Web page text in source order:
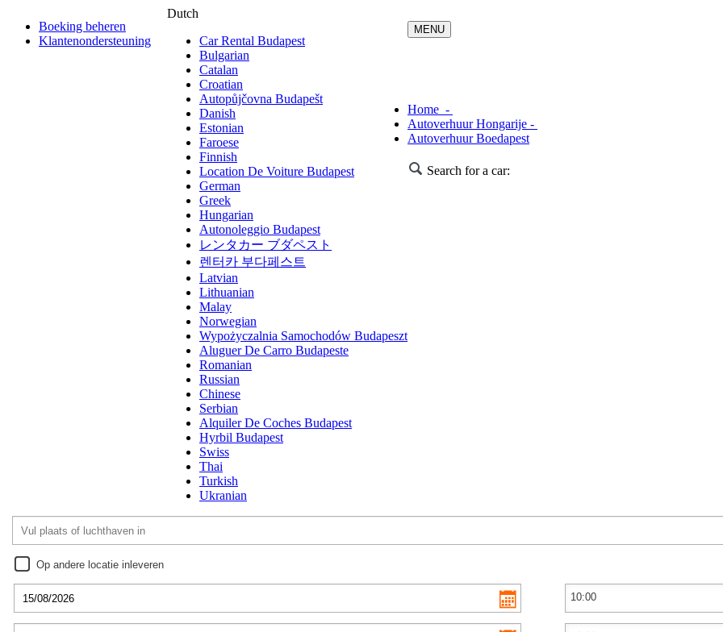
Boeking beheren
Klantenondersteuning
Dutch
Car Rental Budapest
Bulgarian
Catalan
Croatian
Autopůjčovna Budapešt
Danish
Estonian
Faroese
Finnish
Location De Voiture Budapest
German
Greek
Hungarian
Autonoleggio Budapest
レンタカー ブダペスト
렌터카 부다페스트
Latvian
Lithuanian
Malay
Norwegian
Wypożyczalnia Samochodów Budapeszt
Aluguer De Carro Budapeste
Romanian
Russian
Chinese
Serbian
Alquiler De Coches Budapest
Hyrbil Budapest
Swiss
Thai
Turkish
Ukranian
Home -
Autoverhuur Hongarije -
Autoverhuur Boedapest
Search for a car:
Op andere locatie inleveren